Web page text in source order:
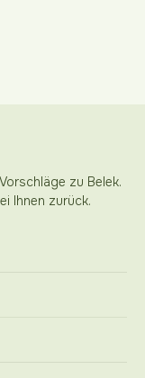
zu Belek.
Ihnen zurück.